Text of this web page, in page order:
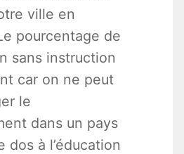
ville en
pourcentage de
sans instruction
car on ne peut
le
dans un pays
dos à l’éducation